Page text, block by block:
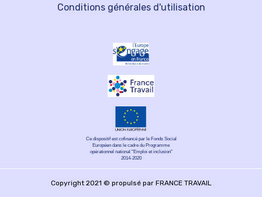
Conditions générales d'utilisation
Ce dispositif est cofinancé par le Fonds Social
Européen dans le cadre du Programme
opérationnel national "Emploi et inclusion"
2014-2020
Copyright 2021 © propulsé par FRANCE TRAVAIL